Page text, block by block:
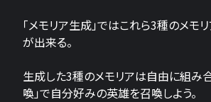
「メモリア生成」ではこれら3種のメモ
が出来る。
生成した3種のメモリアは自由に組み
喚」で自分好みの英雄を召喚しよう。